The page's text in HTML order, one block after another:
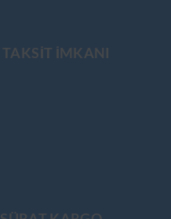
TAKSIT IMKANI